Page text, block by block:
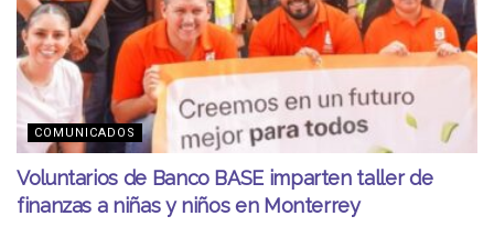
COMUNICADOS
Voluntarios de Banco BASE imparten taller de
finanzas a niñas y niños en Monterrey